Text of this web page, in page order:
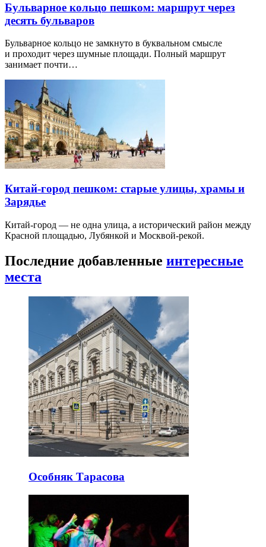
Бульварное кольцо пешком: маршрут через
десять бульваров
Бульварное кольцо не замкнуто в буквальном смысле
и проходит через шумные площади. Полный маршрут
занимает почти…
Китай-город пешком: старые улицы, храмы и
Зарядье
Китай-город — не одна улица, а исторический район между
Красной площадью, Лубянкой и Москвой-рекой.
Последние добавленные интересные
места
Особняк Тарасова